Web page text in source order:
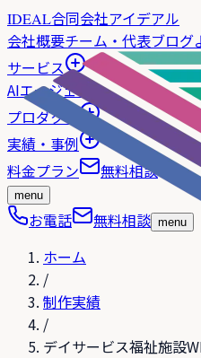
IDEAL合同会社アイデアル
会社概要チーム・代表ブログ
サービス
AIエージェント
プロダクト
実績・事例
料金プラン
無料相談
menu
お電話 無料相談 menu
ホーム
/
制作実績
/
デイサービス福祉施設